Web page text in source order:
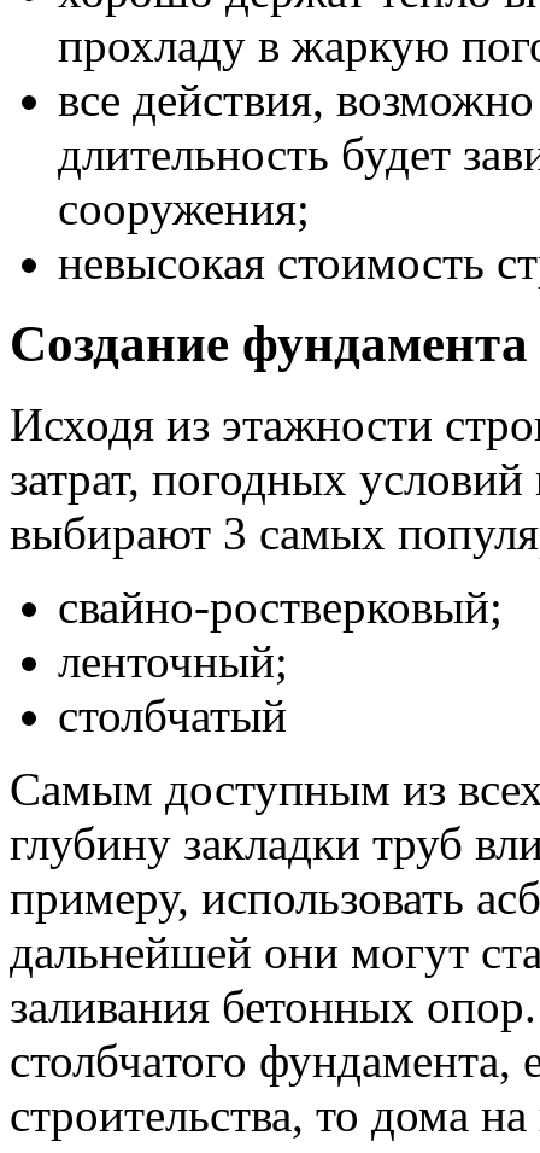
прохладу в жаркую
все действия,
длительность будет
сооружения;
невысокая стоимость
Создание фундамента
Исходя из этажности
затрат, погодных
выбирают 3 самых
свайно-ростверковый;
ленточный;
столбчатый
Самым доступным из
глубину закладки труб
примеру, использовать
дальнейшей они могут
заливания бетонных
столбчатого фундамента,
строительства, то дома